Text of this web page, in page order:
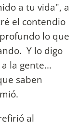
a tu vida", a
el contendio
lo que
Y lo digo
la gente...
saben
al